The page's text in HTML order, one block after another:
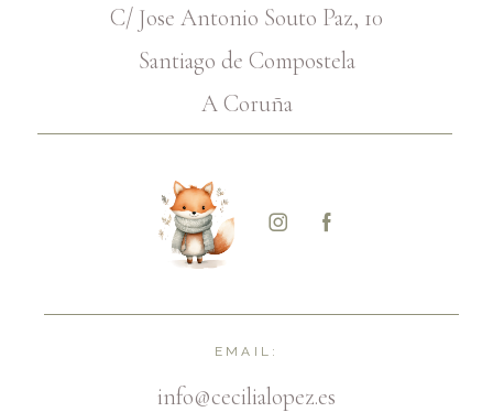
EMAIL:
info@cecilialopez.es
C/ Jose Antonio Souto Paz, 10
Santiago de Compostela
A Coruña